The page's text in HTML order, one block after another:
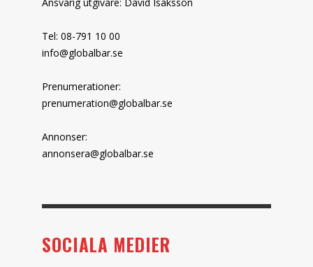
Tel: 08-791 10 00
info@globalbar.se
Prenumerationer:
prenumeration@globalbar.se
Annonser:
annonsera@globalbar.se
SOCIALA MEDIER